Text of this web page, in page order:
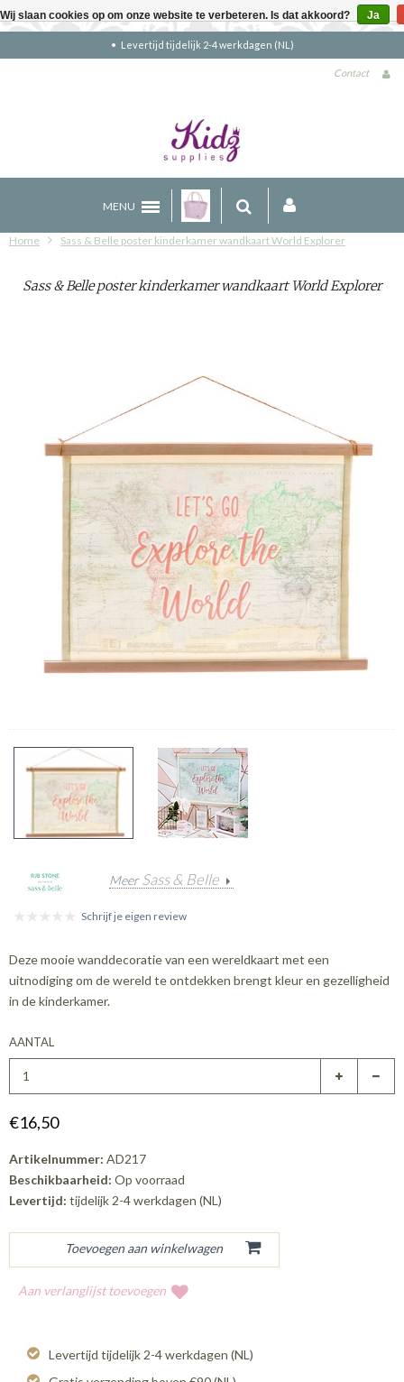
Gratis verzending boven €90 (NL)
Contact
MENU
Home Sass & Belle poster kinderkamer wandkaart World Explorer
Sass & Belle poster kinderkamer wandkaart World Explorer
MeerSass & Belle
Schrijf je eigen review
Deze mooie wanddecoratie van een wereldkaart met een
uitnodiging om de wereld te ontdekken brengt kleur en gezelligheid
in de kinderkamer.
AANTAL
€16,50
Artikelnummer: AD217
Beschikbaarheid: Op voorraad
Levertijd: tijdelijk 2-4 werkdagen (NL)
Aan verlanglijst toevoegen
Levertijd tijdelijk 2-4 werkdagen (NL)
Wij slaan cookies op om onze website te verbeteren. Is dat akkoord? Ja